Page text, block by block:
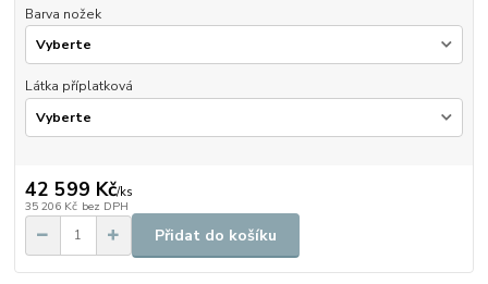
Barva nožek
Látka příplatková
42 599 Kč/ks
35 206 Kč bez DPH
Přidat do košíku